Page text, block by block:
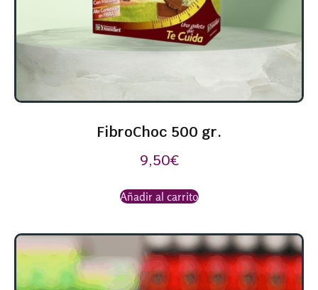
FibroChoc 500 gr.
9,50€
Añadir al carrito